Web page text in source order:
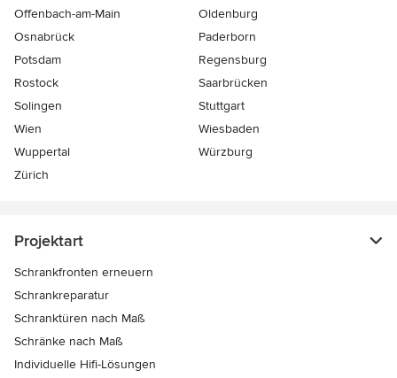
Offenbach-am-Main
Oldenburg
Osnabrück
Paderborn
Potsdam
Regensburg
Rostock
Saarbrücken
Solingen
Stuttgart
Wien
Wiesbaden
Wuppertal
Würzburg
Zürich
Projektart
Schrankfronten erneuern
Schrankreparatur
Schranktüren nach Maß
Schränke nach Maß
Individuelle Hifi-Lösungen